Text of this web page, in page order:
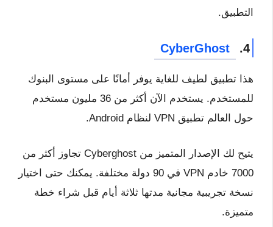
التطبيق.
4.
CyberGhost
هذا تطبيق لطيف للغاية يوفر أمانًا على مستوى البنوك
للمستخدم. يستخدم الآن أكثر من 36 مليون مستخدم
حول العالم تطبيق VPN لنظام Android.
يتيح لك الإصدار المتميز من Cyberghost تجاوز أكثر من
7000 خادم VPN في 90 دولة مختلفة. يمكنك حتى اختيار
نسخة تجريبية مجانية مدتها ثلاثة أيام قبل شراء خطة
متميزة.